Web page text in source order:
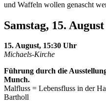
und Waffeln wollen genascht
Samstag, 15. August
15. August, 15:30 Uhr
Michaels-Kirche
Führung durch die
Munch.
Malfluss = Lebensfluss in der
Bartholl